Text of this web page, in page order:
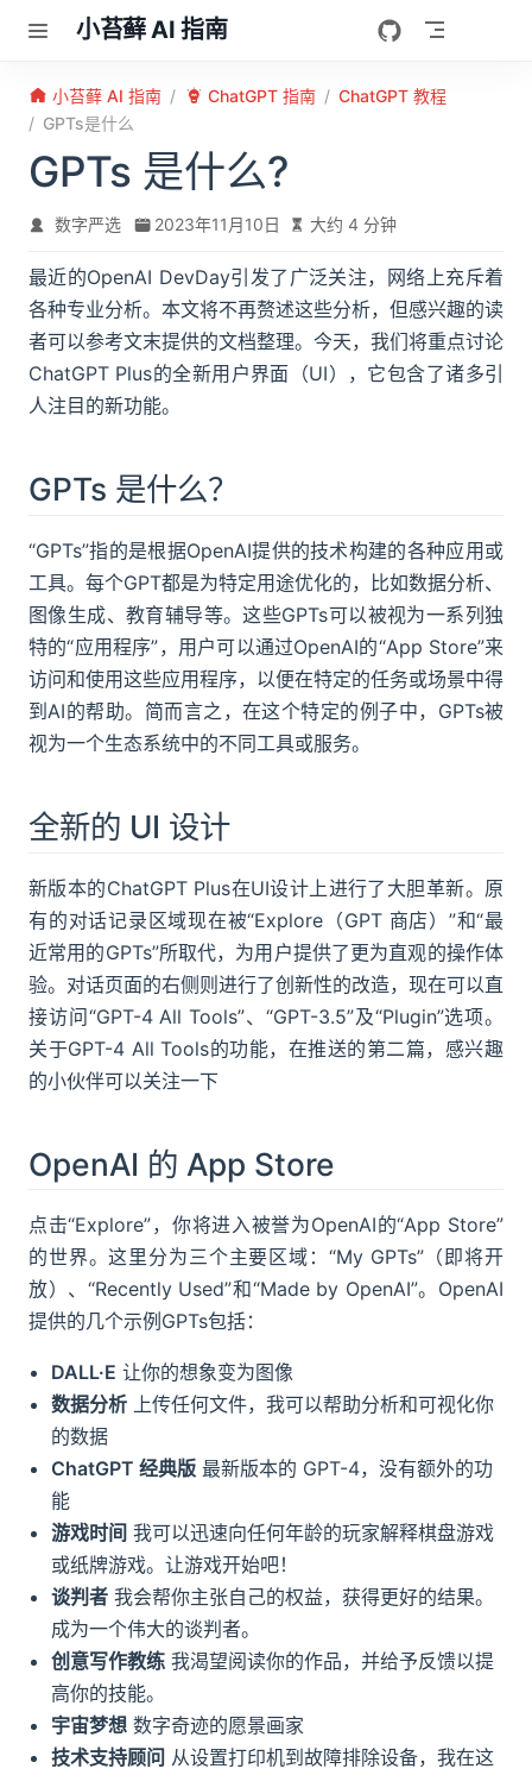
跳至主要內容小苔藓 AI 指南
小苔藓 AI 指南 ChatGPT 指南
ChatGPT 教程
GPTs是什么
GPTs 是什么?
数字严选 2023年11月10日 大约 4 分钟
最近的OpenAI DevDay引发了广泛关注，网络上充斥着
各种专业分析。本文将不再赘述这些分析，但感兴趣的读
者可以参考文末提供的文档整理。今天，我们将重点讨论
ChatGPT Plus的全新用户界面（UI），它包含了诸多引
人注目的新功能。
GPTs 是什么？
“GPTs”指的是根据OpenAI提供的技术构建的各种应用或
工具。每个GPT都是为特定用途优化的，比如数据分析、
图像生成、教育辅导等。这些GPTs可以被视为一系列独
特的“应用程序”，用户可以通过OpenAI的“App Store”来
访问和使用这些应用程序，以便在特定的任务或场景中得
到AI的帮助。简而言之，在这个特定的例子中，GPTs被
视为一个生态系统中的不同工具或服务。
全新的 UI 设计
新版本的ChatGPT Plus在UI设计上进行了大胆革新。原
有的对话记录区域现在被“Explore（GPT 商店）”和“最
近常用的GPTs”所取代，为用户提供了更为直观的操作体
验。对话页面的右侧则进行了创新性的改造，现在可以直
接访问“GPT-4 All Tools”、“GPT-3.5”及“Plugin”选项。
关于GPT-4 All Tools的功能，在推送的第二篇，感兴趣
的小伙伴可以关注一下
OpenAI 的 App Store
点击“Explore”，你将进入被誉为OpenAI的“App Store”
的世界。这里分为三个主要区域：“My GPTs”（即将开
放）、“Recently Used”和“Made by OpenAI”。OpenAI
提供的几个示例GPTs包括：
DALL·E 让你的想象变为图像
数据分析 上传任何文件，我可以帮助分析和可视化你
的数据
ChatGPT 经典版 最新版本的 GPT-4，没有额外的功
能
游戏时间 我可以迅速向任何年龄的玩家解释棋盘游戏
或纸牌游戏。让游戏开始吧！
谈判者 我会帮你主张自己的权益，获得更好的结果。
成为一个伟大的谈判者。
创意写作教练 我渴望阅读你的作品，并给予反馈以提
高你的技能。
宇宙梦想 数字奇迹的愿景画家
技术支持顾问 从设置打印机到故障排除设备，我在这